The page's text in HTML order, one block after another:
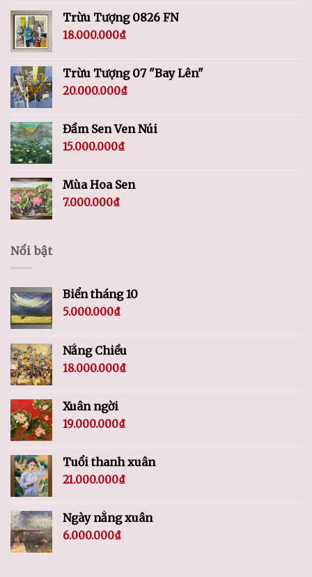
Trừu Tượng 0826 FN
18.000.000₫
Trừu Tượng 07 "Bay Lên"
20.000.000₫
Đầm Sen Ven Núi
15.000.000₫
Mùa Hoa Sen
7.000.000₫
Nổi bật
Biển tháng 10
5.000.000₫
Nắng Chiều
18.000.000₫
Xuân ngời
19.000.000₫
Tuổi thanh xuân
21.000.000₫
Ngày nắng xuân
6.000.000₫